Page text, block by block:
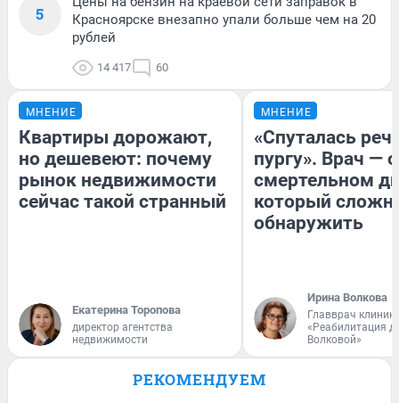
5
Красноярске внезапно упали больше чем на 20
рублей
14 417 60
МНЕНИЕ
Квартиры дорожают,
но дешевеют: почему
рынок недвижимости
сейчас такой странный
Екатерина Торопова
директор агентства
недвижимости
МНЕНИЕ
«Спуталась
пургу». Врач — о
смертельном
который
обнаружить
Ирина Волкова
Главврач
«Реабилитация
Волковой»
РЕКОМЕНДУЕМ